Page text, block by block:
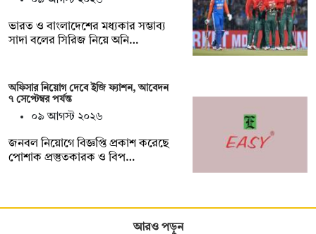
ভারত ও বাংলাদেশের মধ্যকার সম্ভাব্য
সাদা বলের সিরিজ নিয়ে অনি…
অফিসার নিয়োগ দেবে ইজি ফ্যাশন, আবেদন
৭ সেপ্টেম্বর পর্যন্ত
০৯ আগস্ট ২০২৬
জনবল নিয়োগে বিজ্ঞপ্তি প্রকাশ করেছে
পোশাক প্রস্তুতকারক ও বিপ…
আরও পড়ুন